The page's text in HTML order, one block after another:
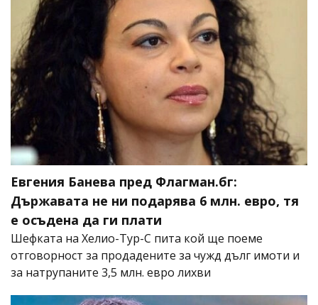
Евгения Банева пред Флагман.бг:
Държавата не ни подарява 6 млн. евро, тя
е осъдена да ги плати
Шефката на Хелио-Тур-С пита кой ще поеме
отговорност за продадените за чужд дълг имоти и
за натрупаните 3,5 млн. евро лихви